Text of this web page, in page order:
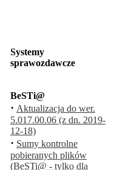
Systemy
sprawozdawcze
BeSTi@
· Aktualizacja do wer.
5.017.00.06 (z dn. 2019-
12-18)
· Sumy kontrolne
pobieranych plików
(BeSTi@ - tylko dla